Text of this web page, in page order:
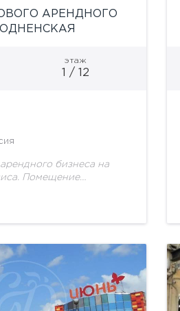
АРЕНДНОГО
этаж
1 / 12
бизнеса на
Помещение
В